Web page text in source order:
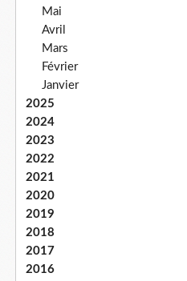
Mai
Avril
Mars
Février
Janvier
2025
2024
2023
2022
2021
2020
2019
2018
2017
2016